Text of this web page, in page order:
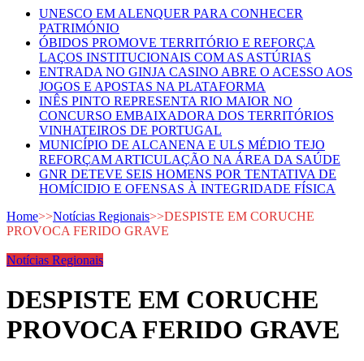
UNESCO EM ALENQUER PARA CONHECER
PATRIMÓNIO
ÓBIDOS PROMOVE TERRITÓRIO E REFORÇA
LAÇOS INSTITUCIONAIS COM AS ASTÚRIAS
ENTRADA NO GINJA CASINO ABRE O ACESSO AOS
JOGOS E APOSTAS NA PLATAFORMA
INÊS PINTO REPRESENTA RIO MAIOR NO
CONCURSO EMBAIXADORA DOS TERRITÓRIOS
VINHATEIROS DE PORTUGAL
MUNICÍPIO DE ALCANENA E ULS MÉDIO TEJO
REFORÇAM ARTICULAÇÃO NA ÁREA DA SAÚDE
GNR DETEVE SEIS HOMENS POR TENTATIVA DE
HOMÍCIDIO E OFENSAS À INTEGRIDADE FÍSICA
Home>>Notícias Regionais>>DESPISTE EM CORUCHE
PROVOCA FERIDO GRAVE
Notícias Regionais
DESPISTE EM CORUCHE
PROVOCA FERIDO GRAVE